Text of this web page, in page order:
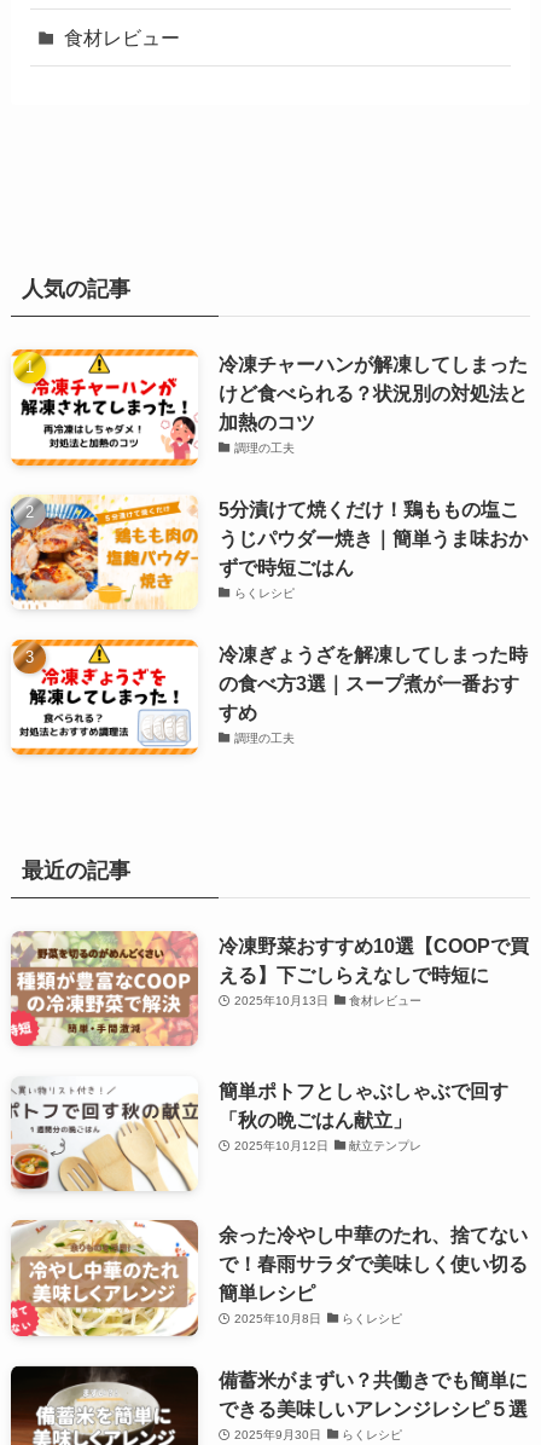
食材レビュー
人気の記事
冷凍チャーハンが解凍してしまった
けど食べられる？状況別の対処法と
加熱のコツ
調理の工夫
5分漬けて焼くだけ！鶏ももの塩こ
うじパウダー焼き｜簡単うま味おか
ずで時短ごはん
らくレシピ
冷凍ぎょうざを解凍してしまった時
の食べ方3選｜スープ煮が一番おす
すめ
調理の工夫
最近の記事
冷凍野菜おすすめ10選【COOPで買
える】下ごしらえなしで時短に
2025年10月13日 食材レビュー
簡単ポトフとしゃぶしゃぶで回す
「秋の晩ごはん献立」
2025年10月12日 献立テンプレ
余った冷やし中華のたれ、捨てない
で！春雨サラダで美味しく使い切る
簡単レシピ
2025年10月8日 らくレシピ
備蓄米がまずい？共働きでも簡単に
できる美味しいアレンジレシピ５選
2025年9月30日 らくレシピ